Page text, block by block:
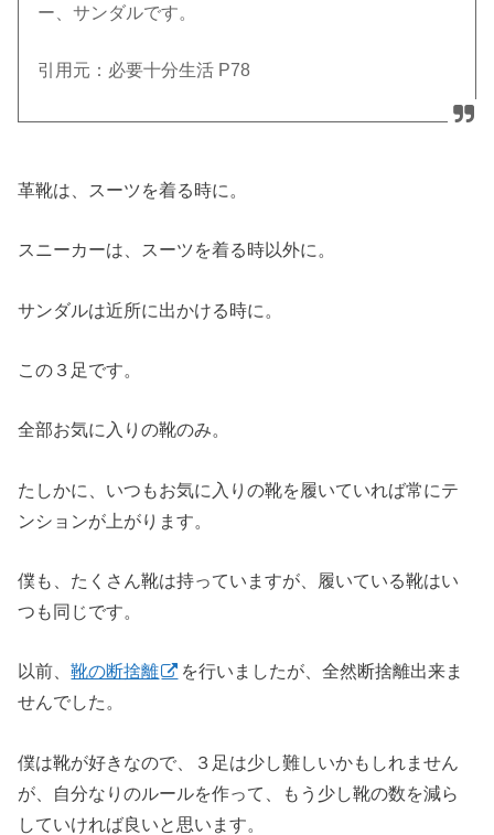
ー、サンダルです。
引用元：必要十分生活 P78
革靴は、スーツを着る時に。
スニーカーは、スーツを着る時以外に。
サンダルは近所に出かける時に。
この３足です。
全部お気に入りの靴のみ。
たしかに、いつもお気に入りの靴を履いていれば常にテ
ンションが上がります。
僕も、たくさん靴は持っていますが、履いている靴はい
つも同じです。
以前、靴の断捨離
を行いましたが、全然断捨離出来ま
せんでした。
僕は靴が好きなので、３足は少し難しいかもしれません
が、自分なりのルールを作って、もう少し靴の数を減ら
していければ良いと思います。